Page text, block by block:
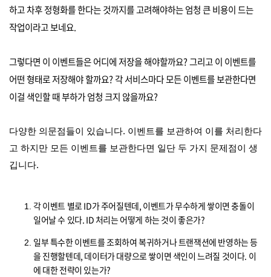
하고 차후 정형화를 한다는 것까지를 고려해야하는 엄청 큰 비용이 드는
작업이라고 보네요.
그렇다면 이 이벤트들은 어디에 저장을 해야할까요? 그리고 이 이벤트를
어떤 형태로 저장해야 할까요? 각 서비스마다 모든 이벤트를 보관한다면
이걸 색인할 때 부하가 엄청 크지 않을까요?
다양한 의문점들이 있습니다. 이벤트를 보관하여 이를 처리한다
고 하지만 모든 이벤트를 보관한다면 일단 두 가지 문제점이 생
깁니다.
각 이벤트 별로 ID가 주어질텐데, 이벤트가 무수하게 쌓이면 충돌이
일어날 수 있다. ID 처리는 어떻게 하는 것이 좋은가?
일부 특수한 이벤트를 조회하여 복귀하거나 트랜잭션에 반영하는 등
을 진행할텐데, 데이터가 대량으로 쌓이면 색인이 느려질 것이다. 이
에 대한 전략이 있는가?